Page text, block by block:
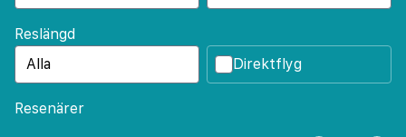
Reslängd
Direktflyg
Resenärer